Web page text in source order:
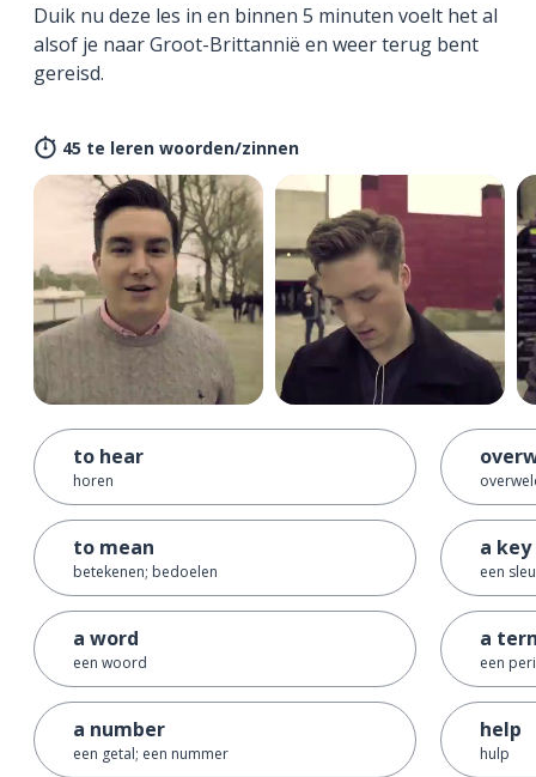
Duik nu deze les in en binnen 5 minuten voelt het al
alsof je naar Groot-Brittannië en weer terug bent
gereisd.
45 te leren woorden/zinnen
to hear
horen
to mean
betekenen; bedoelen
a word
een woord
a number
een getal; een nummer
a key
een
a
een
help
hulp